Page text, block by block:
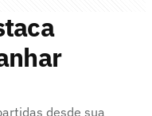
desde sua